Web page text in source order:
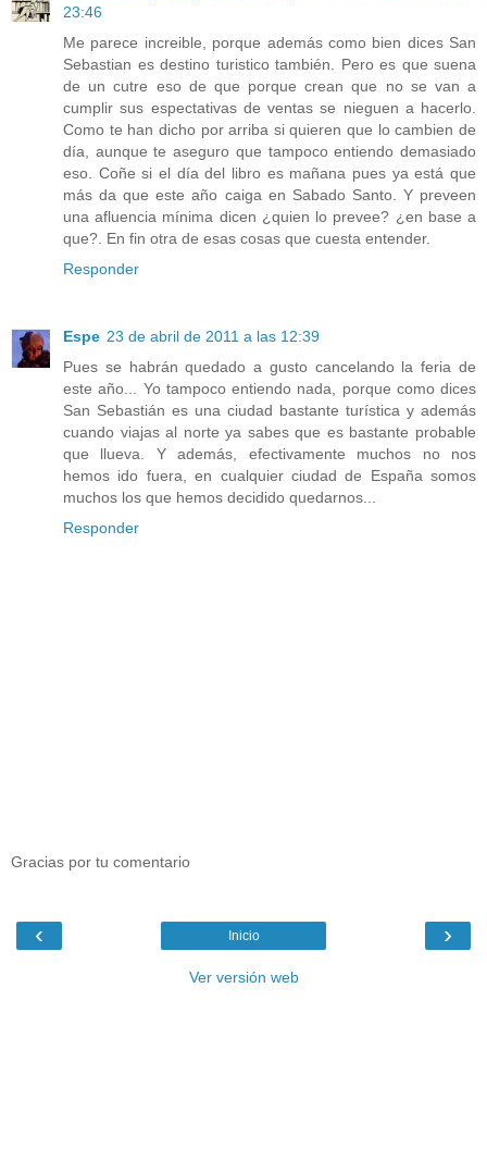
23:46
Me parece increible, porque además como bien dices San
Sebastian es destino turistico también. Pero es que suena
de un cutre eso de que porque crean que no se van a
cumplir sus espectativas de ventas se nieguen a hacerlo.
Como te han dicho por arriba si quieren que lo cambien de
día, aunque te aseguro que tampoco entiendo demasiado
eso. Coñe si el día del libro es mañana pues ya está que
más da que este año caiga en Sabado Santo. Y preveen
una afluencia mínima dicen ¿quien lo prevee? ¿en base a
que?. En fin otra de esas cosas que cuesta entender.
Responder
Espe 23 de abril de 2011 a las 12:39
Pues se habrán quedado a gusto cancelando la feria de
este año... Yo tampoco entiendo nada, porque como dices
San Sebastián es una ciudad bastante turística y además
cuando viajas al norte ya sabes que es bastante probable
que llueva. Y además, efectivamente muchos no nos
hemos ido fuera, en cualquier ciudad de España somos
muchos los que hemos decidido quedarnos...
Responder
Gracias por tu comentario
‹ ›
Inicio
Ver versión web